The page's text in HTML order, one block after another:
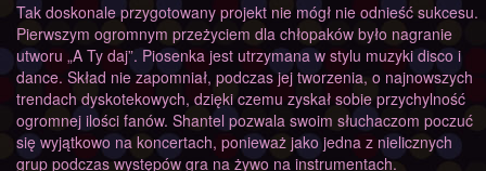
Tak doskonale przygotowany projekt nie mógł nie odnieść sukcesu.
Pierwszym ogromnym przeżyciem dla chłopaków było nagranie
utworu „A Ty daj”. Piosenka jest utrzymana w stylu muzyki disco i
dance. Skład nie zapomniał, podczas jej tworzenia, o najnowszych
trendach dyskotekowych, dzięki czemu zyskał sobie przychylność
ogromnej ilości fanów. Shantel pozwala swoim słuchaczom poczuć
się wyjątkowo na koncertach, ponieważ jako jedna z nielicznych
grup podczas występów gra na żywo na instrumentach.